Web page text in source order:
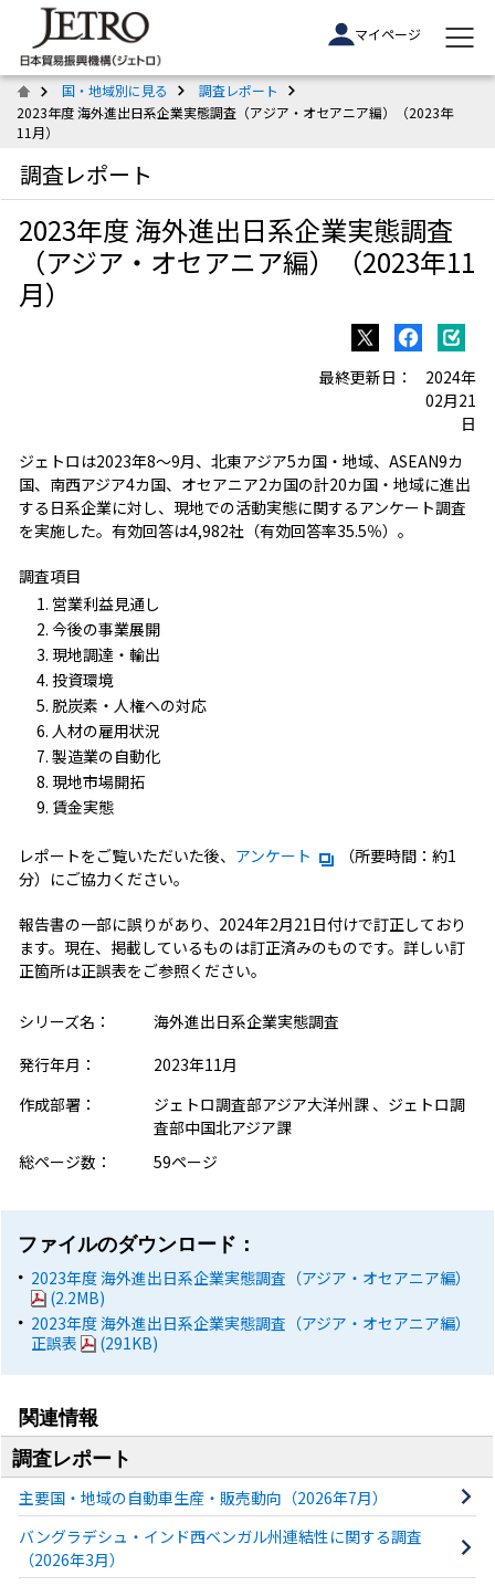
マイページ
国・地域別に見る
調査レポート
2023年度 海外進出日系企業実態調査（アジア・オセアニア編）（2023年
11月）
調査レポート
2023年度 海外進出日系企業実態調査
（アジア・オセアニア編）（2023年11
月）
2024年
02月21
日
最終更新日：
ジェトロは2023年8～9月、北東アジア5カ国・地域、ASEAN9カ
国、南西アジア4カ国、オセアニア2カ国の計20カ国・地域に進出
する日系企業に対し、現地での活動実態に関するアンケート調査
を実施した。有効回答は4,982社（有効回答率35.5％）。
調査項目
営業利益見通し
今後の事業展開
現地調達・輸出
投資環境
脱炭素・人権への対応
人材の雇用状況
製造業の自動化
現地市場開拓
賃金実態
レポートをご覧いただいた後、 アンケート
（所要時間：約1
分）にご協力ください。
報告書の一部に誤りがあり、2024年2月21日付けで訂正しており
ます。現在、掲載しているものは訂正済みのものです。詳しい訂
正箇所は正誤表をご参照ください。
シリーズ名：
海外進出日系企業実態調査
発行年月：
2023年11月
作成部署：
ジェトロ調査部アジア大洋州課 、ジェトロ調
査部中国北アジア課
総ページ数：
59ページ
ファイルのダウンロード：
2023年度 海外進出日系企業実態調査（アジア・オセアニア編）
(2.2MB)
2023年度 海外進出日系企業実態調査（アジア・オセアニア編）
正誤表
(291KB)
関連情報
調査レポート
主要国・地域の自動車生産・販売動向（2026年7月）
バングラデシュ・インド西ベンガル州連結性に関する調査
（2026年3月）